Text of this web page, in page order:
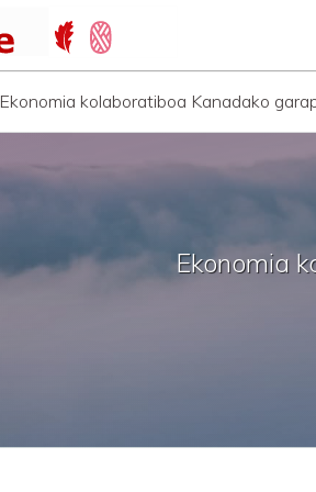
Ekonomia kolaboratiboa Kanadako
Ekonomia